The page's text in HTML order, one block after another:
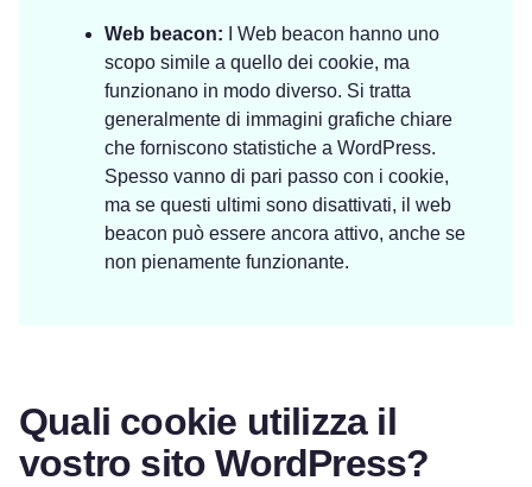
Web beacon: I Web beacon hanno uno
scopo simile a quello dei cookie, ma
funzionano in modo diverso. Si tratta
generalmente di immagini grafiche chiare
che forniscono statistiche a WordPress.
Spesso vanno di pari passo con i cookie,
ma se questi ultimi sono disattivati, il web
beacon può essere ancora attivo, anche se
non pienamente funzionante.
Quali cookie utilizza il
vostro sito WordPress?